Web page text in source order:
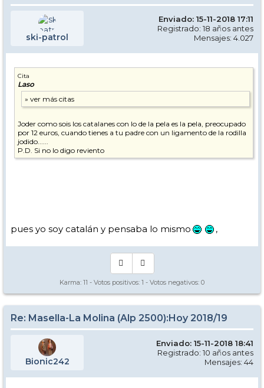
ski-patrol
Enviado: 15-11-2018 17:11
Registrado: 18 años antes
Mensajes: 4.027
Cita
Laso
Joder como sois los catalanes con lo de la pela es la pela, preocupado
por 12 euros, cuando tienes a tu padre con un ligamento de la rodilla
jodido......
P.D. Si no lo digo reviento
pues yo soy catalán y pensaba lo mismo ,
Karma: 11 - Votos positivos: 1 - Votos negativos: 0
Re: Masella-La Molina (Alp 2500):Hoy 2018/19
Bionic242
Enviado: 15-11-2018 18:41
Registrado: 10 años antes
Mensajes: 44